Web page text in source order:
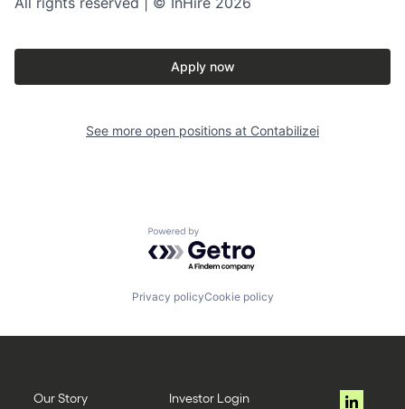
Apply now
See more open positions at Contabilizei
Powered by Getro.com
Privacy policyCookie policy
Our Story Investor Login